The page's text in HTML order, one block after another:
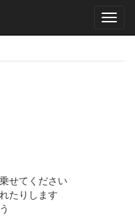
せてください
たりします